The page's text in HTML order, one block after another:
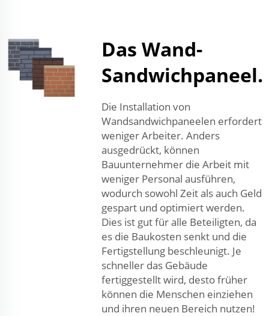
Das Wand-
Sandwichpaneel.
Die Installation von
Wandsandwichpaneelen erfordert
weniger Arbeiter. Anders
ausgedrückt, können
Bauunternehmer die Arbeit mit
weniger Personal ausführen,
wodurch sowohl Zeit als auch Geld
gespart und optimiert werden.
Dies ist gut für alle Beteiligten, da
es die Baukosten senkt und die
Fertigstellung beschleunigt. Je
schneller das Gebäude
fertiggestellt wird, desto früher
können die Menschen einziehen
und ihren neuen Bereich nutzen!